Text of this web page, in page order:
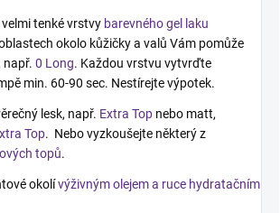
tenké vrstvy barevného gel laku
okolo kůžičky a valů Vám pomůže
např. 0 Long. Každou vrstvu vytvrďte
min. 60-90 sec. Nestírejte výpotek.
lesk, např. Extra Top nebo matt,
Top. Nebo vyzkoušejte některý z
topů.
okolívýživným olejem a ruce hydratačním